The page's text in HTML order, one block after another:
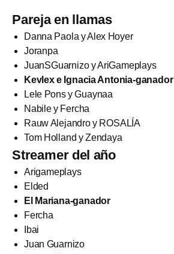
Pareja en llamas
Danna Paola y Alex Hoyer
Joranpa
JuanSGuarnizo y AriGameplays
Kevlex e Ignacia Antonia-ganador
Lele Pons y Guaynaa
Nabile y Fercha
Rauw Alejandro y ROSALÍA
Tom Holland y Zendaya
Streamer del año
Arigameplays
Elded
El Mariana-ganador
Fercha
Ibai
Juan Guarnizo